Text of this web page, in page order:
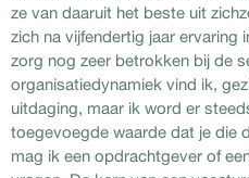
ze van daaruit het beste uit
zich na vijfendertig jaar ervaring
zorg nog zeer betrokken bij de
organisatiedynamiek vind ik,
uitdaging, maar ik word er
toegevoegde waarde dat je die
mag ik een opdrachtgever of